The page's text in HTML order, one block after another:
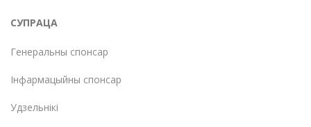
СУПРАЦА
Генеральны спонсар
Інфармацыйны спонсар
Удзельнікі